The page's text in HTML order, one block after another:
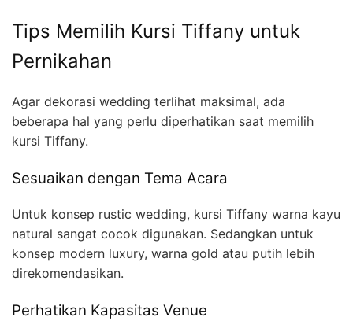
Tips Memilih Kursi Tiffany untuk
Pernikahan
Agar dekorasi wedding terlihat maksimal, ada
beberapa hal yang perlu diperhatikan saat memilih
kursi Tiffany.
Sesuaikan dengan Tema Acara
Untuk konsep rustic wedding, kursi Tiffany warna kayu
natural sangat cocok digunakan. Sedangkan untuk
konsep modern luxury, warna gold atau putih lebih
direkomendasikan.
Perhatikan Kapasitas Venue